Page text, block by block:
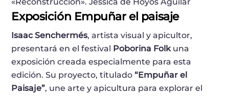
Exposición Empuñar el paisaje
Isaac Senchermés, artista visual y apicultor,
presentará en el festival Poborina Folkuna
exposición creada especialmente para esta
edición. Su proyecto, titulado“Empuñar el
Paisaje”, une arte y apicultura para explorar el